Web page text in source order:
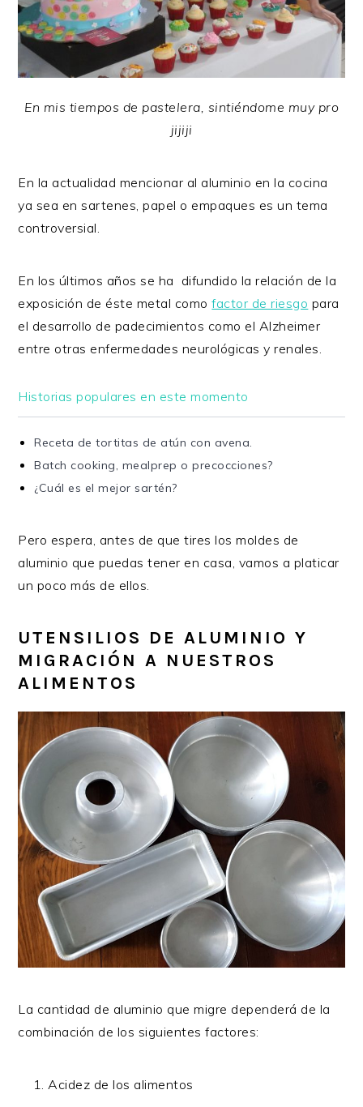
En mis tiempos de pastelera, sintiéndome muy pro
jijiji
En la actualidad mencionar al aluminio en la cocina
ya sea en sartenes, papel o empaques es un tema
controversial.
En los últimos años se ha difundido la relación de la
exposición de éste metal comofactor de riesgo para
el desarrollo de padecimientos como el Alzheimer
entre otras enfermedades neurológicas y renales.
Historias populares en este momento
Receta de tortitas de atún con avena.
Batch cooking, mealprep o precocciones?
¿Cuál es el mejor sartén?
Pero espera, antes de que tires los moldes de
aluminio que puedas tener en casa, vamos a platicar
un poco más de ellos.
UTENSILIOS DE ALUMINIO Y
MIGRACIÓN A NUESTROS
ALIMENTOS
La cantidad de aluminio que migre dependerá de la
combinación de los siguientes factores:
Acidez de los alimentos